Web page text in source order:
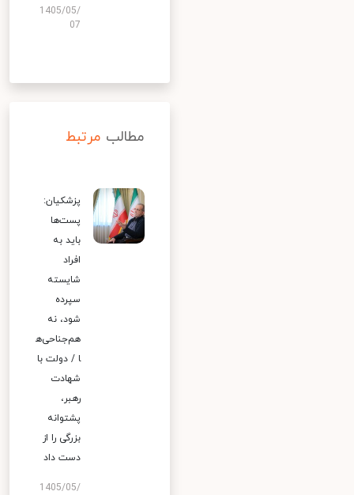
1405/05/
07
مطالب مرتبط
پزشکیان:
پست‌ها
باید به
افراد
شایسته
سپرده
شود، نه
هم‌جناحی‌ه
ا / دولت با
شهادت
رهبر،
پشتوانه
بزرگی را از
دست داد
1405/05/